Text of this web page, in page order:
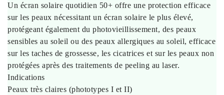
Un écran solaire quotidien 50+ offre une protection efficace
sur les peaux nécessitant un écran solaire le plus élevé,
protégeant également du photovieillissement, des peaux
sensibles au soleil ou des peaux allergiques au soleil, efficace
sur les taches de grossesse, les cicatrices et sur les peaux non
protégées après des traitements de peeling au laser.
Indications
Peaux très claires (phototypes I et II)